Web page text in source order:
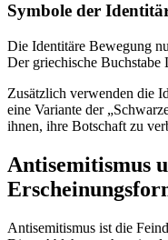
Symbole der
Die Identitäre Bewegung
Der griechische Buchstabe
Zusätzlich verwenden die
eine Variante der
ihnen, ihre Botschaft zu
Antisemitismus
Antisemitismus ist die